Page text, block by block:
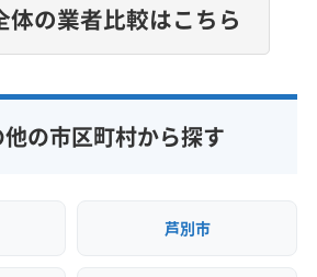
体の業者比較はこちら
の市区町村から探す
芦別市